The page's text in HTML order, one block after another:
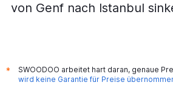
von Genf nach Istanbul
*
SWOODOO arbeitet hart daran, genaue
wird keine Garantie für Preise